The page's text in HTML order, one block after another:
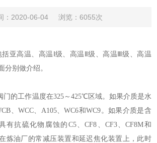
：2020-06-04 浏览：6055次
亚高温、高温Ⅰ级、高温Ⅱ级、高温Ⅲ级、高温
分别做介绍。
的工作温度在325～425℃区域。如果介质是水
、WCC、A105、WC6和WC9。如果介质是含
有抗硫化物腐蚀的C5、CF8、CF3、CF8M和
炼油厂的常减压装置和延迟焦化装置上，此时